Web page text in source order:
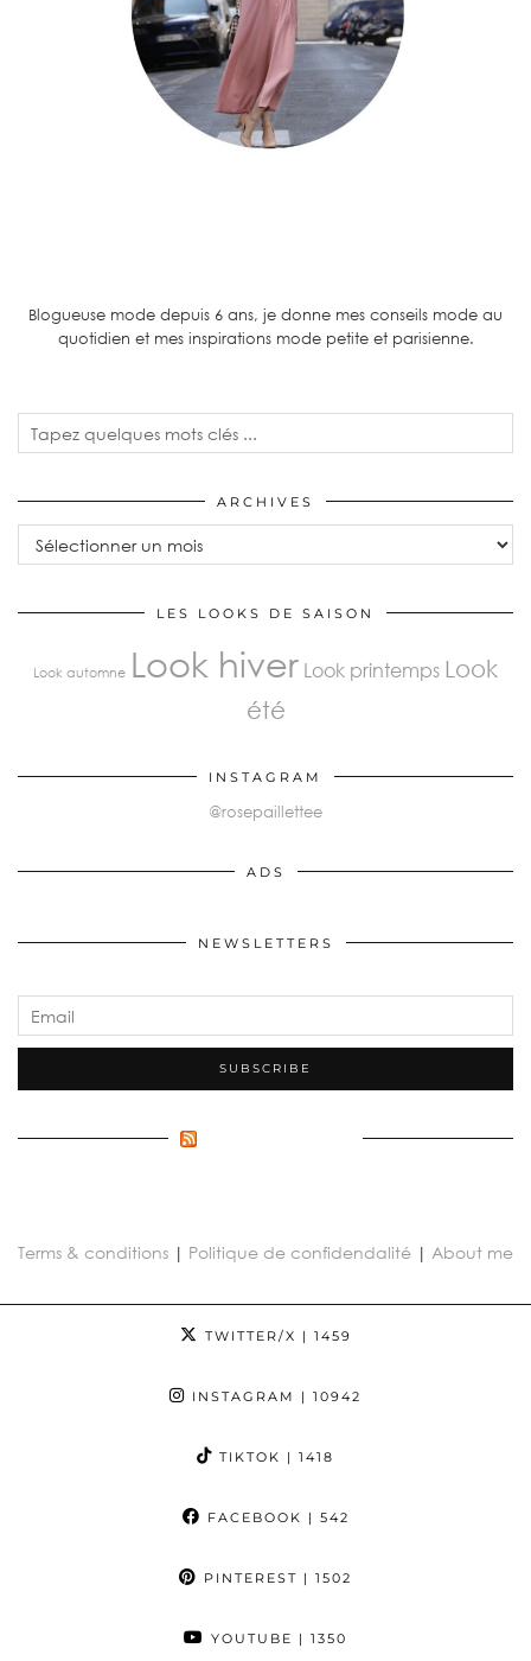
Blogueuse mode depuis 6 ans, je donne mes conseils mode au
quotidien et mes inspirations mode petite et parisienne.
ARCHIVES
LES LOOKS DE SAISON
Look automne Look hiver Look printemps Look
été
INSTAGRAM
@rosepaillettee
ADS
NEWSLETTERS
Terms & conditions | Politique de confidendalité | About me
TWITTER/X | 1459
INSTAGRAM | 10942
TIKTOK | 1418
FACEBOOK | 542
PINTEREST | 1502
YOUTUBE | 1350